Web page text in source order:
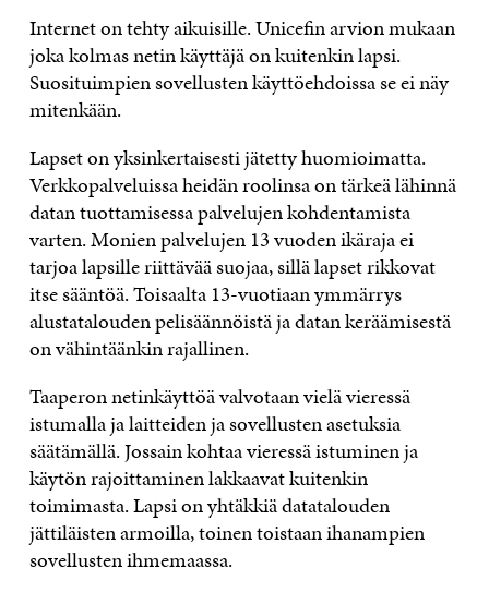
Internet on tehty aikuisille. Unicefin arvion mukaan
joka kolmas netin käyttäjä on kuitenkin lapsi.
Suosituimpien sovellusten käyttöehdoissa se ei näy
mitenkään.
Lapset on yksinkertaisesti jätetty huomioimatta.
Verkkopalveluissa heidän roolinsa on tärkeä lähinnä
datan tuottamisessa palvelujen kohdentamista
varten. Monien palvelujen 13 vuoden ikäraja ei
tarjoa lapsille riittävää suojaa, sillä lapset rikkovat
itse sääntöä. Toisaalta 13-vuotiaan ymmärrys
alustatalouden pelisäännöistä ja datan keräämisestä
on vähintäänkin rajallinen.
Taaperon netinkäyttöä valvotaan vielä vieressä
istumalla ja laitteiden ja sovellusten asetuksia
säätämällä. Jossain kohtaa vieressä istuminen ja
käytön rajoittaminen lakkaavat kuitenkin
toimimasta. Lapsi on yhtäkkiä datatalouden
jättiläisten armoilla, toinen toistaan ihanampien
sovellusten ihmemaassa.